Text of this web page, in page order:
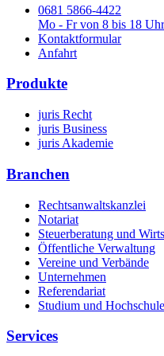
0681 5866-4422
Mo - Fr von 8 bis 18 Uhr
Kontaktformular
Anfahrt
Produkte
juris Recht
juris Business
juris Akademie
Branchen
Rechtsanwaltskanzlei
Notariat
Steuerberatung und
Öffentliche Verwaltung
Vereine und Verbände
Unternehmen
Referendariat
Studium und Hochschule
Services